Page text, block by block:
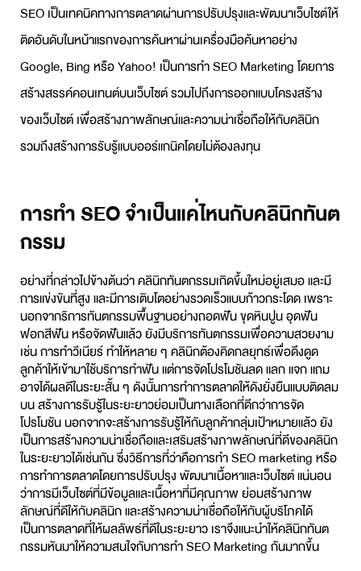
SEO เป็นเทคนิคทางการตลาดผ่านการปรับปรุงและพัฒนาเว็บไซต์ให้
ติดอันดับในหน้าแรกของการค้นหาผ่านเครื่องมือค้นหาอย่าง
Google, Bing หรือ Yahoo! เป็นการทำ SEO Marketing โดยการ
สร้างสรรค์คอนเทนต์บนเว็บไซต์ รวมไปถึงการออกแบบโครงสร้าง
ของเว็บไซต์ เพื่อสร้างภาพลักษณ์และความน่าเชื่อถือให้กับคลินิก
รวมถึงสร้างการรับรู้แบบออร์แกนิคโดยไม่ต้องลงทุน
การทำ SEO จำเป็นแค่ไหนกับคลินิกทันต
กรรม
อย่างที่กล่าวไปข้างต้นว่า คลินิกทันตกรรมเกิดขึ้นใหม่อยู่เสมอ และมี
การแข่งขันที่สูง และมีการเติบโตอย่างรวดเร็วแบบก้าวกระโดด เพราะ
นอกจากริการทันตกรรมพื้นฐานอย่างถอดฟัน ขุดหินปูน อุดฟัน
ฟอกสีฟัน หรือจัดฟันแล้ว ยังมีบริการทันตกรรมเพื่อความสวยงาม
เช่น การทำวีเนียร์ ทำให้หลาย ๆ คลินิกต้องคิดกลยุทธ์เพื่อดึงดูด
ลูกค้าให้เข้ามาใช้บริการทำฟัน แต่การจัดโปรโมชันลด แลก แจก แถม
อาจได้ผลดีในระยะสั้น ๆ ดังนั้นการทำการตลาดให้ดังยั่งยืนแบบติดลม
บน สร้างการรับรู้ในระยะยาวย่อมเป็นทางเลือกที่ดีกว่าการจัด
โปรโมชัน นอกจากจะสร้างการรับรู้ให้กับลูกค้ากลุ่มเป้าหมายแล้ว ยัง
เป็นการสร้างความน่าเชื่อถือและเสริมสร้างภาพลักษณ์ที่ดีของคลินิก
ในระยะยาวได้เช่นกัน ซึ่งวิธีการที่ว่าคือการทำ SEO marketing หรือ
การทำการตลาดโดยการปรับปรุง พัฒนาเนื้อหาและเว็บไซต์ แน่นอน
ว่าการมีเว็บไซต์ที่มีข้อมูลและเนื้อหาที่มีคุณภาพ ย่อมสร้างภาพ
ลักษณ์ที่ดีให้กับคลินิก และสร้างความน่าเชื่อถือให้กับผู้บริโภคได้
เป็นการตลาดที่ให้ผลลัพธ์ที่ดีในระยะยาว เราจึงแนะนำให้คลินิกทันต
กรรมหันมาให้ความสนใจกับการทำ SEO Marketing กันมากขึ้น